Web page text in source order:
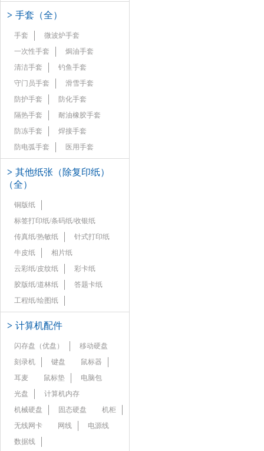
> 手套（全）
手套
微波炉手套
一次性手套
焗油手套
清洁手套
钓鱼手套
守门员手套
滑雪手套
防护手套
防化手套
隔热手套
耐油橡胶手套
防冻手套
焊接手套
防电弧手套
医用手套
> 其他纸张（除复印纸）
（全）
铜版纸
标签打印纸/条码纸/收银纸
传真纸/热敏纸
针式打印纸
牛皮纸
相片纸
云彩纸/皮纹纸
彩卡纸
胶版纸/道林纸
答题卡纸
工程纸/绘图纸
> 计算机配件
闪存盘（优盘）
移动硬盘
刻录机
键盘
鼠标器
耳麦
鼠标垫
电脑包
光盘
计算机内存
机械硬盘
固态硬盘
机柜
无线网卡
网线
电源线
数据线